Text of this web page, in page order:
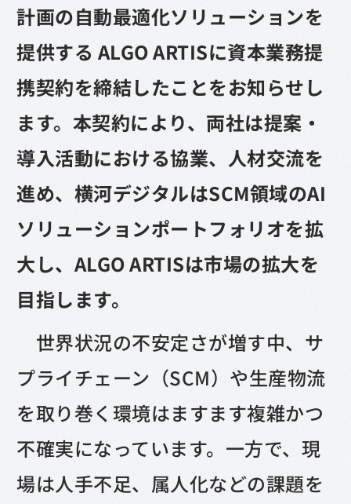
計画の自動最適化ソリューションを
提供する ALGO ARTISに資本業務提
携契約を締結したことをお知らせし
ます。本契約により、両社は提案・
導入活動における協業、人材交流を
進め、横河デジタルはSCM領域のAI
ソリューションポートフォリオを拡
大し、ALGO ARTISは市場の拡大を
目指します。
世界状況の不安定さが増す中、サ
プライチェーン（SCM）や生産物流
を取り巻く環境はますます複雑かつ
不確実になっています。一方で、現
場は人手不足、属人化などの課題を